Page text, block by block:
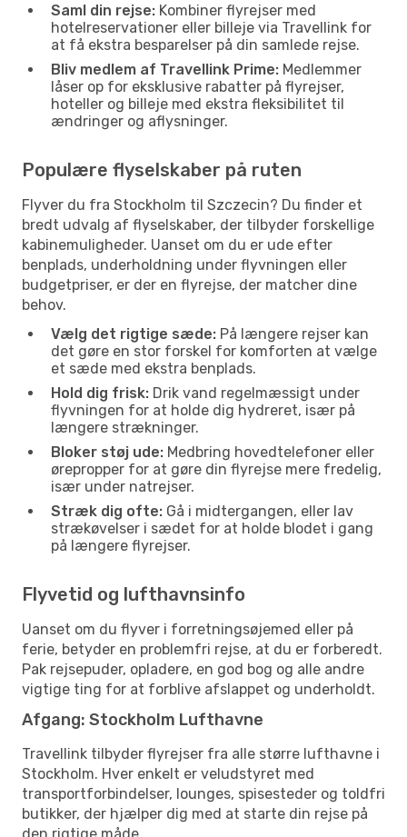
Saml din rejse: Kombiner flyrejser med
hotelreservationer eller billeje via Travellink for
at få ekstra besparelser på din samlede rejse.
Bliv medlem af Travellink Prime: Medlemmer
låser op for eksklusive rabatter på flyrejser,
hoteller og billeje med ekstra fleksibilitet til
ændringer og aflysninger.
Populære flyselskaber på ruten
Flyver du fra Stockholm til Szczecin? Du finder et
bredt udvalg af flyselskaber, der tilbyder forskellige
kabinemuligheder. Uanset om du er ude efter
benplads, underholdning under flyvningen eller
budgetpriser, er der en flyrejse, der matcher dine
behov.
Vælg det rigtige sæde: På længere rejser kan
det gøre en stor forskel for komforten at vælge
et sæde med ekstra benplads.
Hold dig frisk: Drik vand regelmæssigt under
flyvningen for at holde dig hydreret, især på
længere strækninger.
Bloker støj ude: Medbring hovedtelefoner eller
ørepropper for at gøre din flyrejse mere fredelig,
især under natrejser.
Stræk dig ofte: Gå i midtergangen, eller lav
strækøvelser i sædet for at holde blodet i gang
på længere flyrejser.
Flyvetid og lufthavnsinfo
Uanset om du flyver i forretningsøjemed eller på
ferie, betyder en problemfri rejse, at du er forberedt.
Pak rejsepuder, opladere, en god bog og alle andre
vigtige ting for at forblive afslappet og underholdt.
Afgang: Stockholm Lufthavne
Travellink tilbyder flyrejser fra alle større lufthavne i
Stockholm. Hver enkelt er veludstyret med
transportforbindelser, lounges, spisesteder og toldfri
butikker, der hjælper dig med at starte din rejse på